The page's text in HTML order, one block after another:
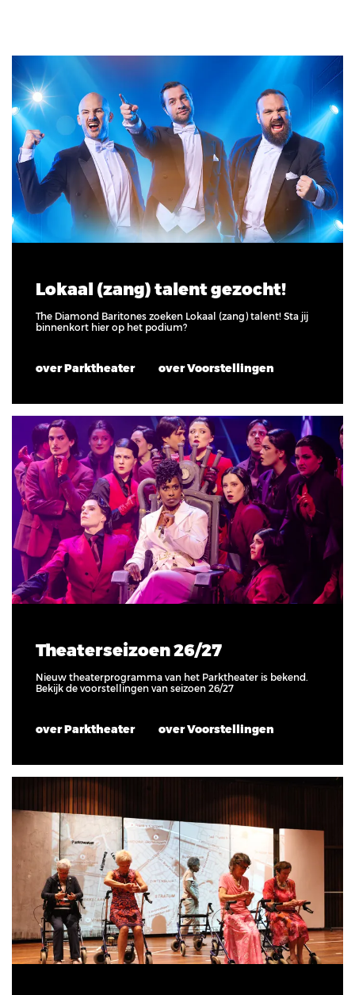
Lokaal (zang) talent gezocht!
The Diamond Baritones zoeken Lokaal (zang) talent! Sta jij
binnenkort hier op het podium?
over Parktheater over Voorstellingen
Theaterseizoen 26/27
Nieuw theaterprogramma van het Parktheater is bekend.
Bekijk de voorstellingen van seizoen 26/27
over Parktheater over Voorstellingen